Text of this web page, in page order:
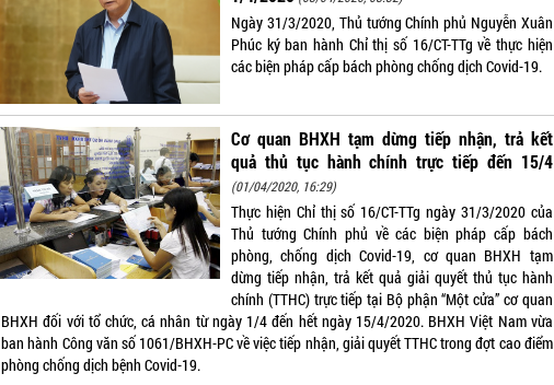
Ngày 31/3/2020, Thủ tướng Chính phủ Nguyễn Xuân
Phúc ký ban hành Chỉ thị số 16/CT-TTg về thực hiện
các biện pháp cấp bách phòng chống dịch Covid-19.
Cơ quan BHXH tạm dừng tiếp nhận, trả kết
quả thủ tục hành chính trực tiếp đến 15/4
(01/04/2020, 16:29)
Thực hiện Chỉ thị số 16/CT-TTg ngày 31/3/2020 của
Thủ tướng Chính phủ về các biện pháp cấp bách
phòng, chống dịch Covid-19, cơ quan BHXH tạm
dừng tiếp nhận, trả kết quả giải quyết thủ tục hành
chính (TTHC) trực tiếp tại Bộ phận “Một cửa” cơ quan
BHXH đối với tổ chức, cá nhân từ ngày 1/4 đến hết ngày 15/4/2020. BHXH Việt Nam vừa
ban hành Công văn số 1061/BHXH-PC về việc tiếp nhận, giải quyết TTHC trong đợt cao điểm
phòng chống dịch bệnh Covid-19.